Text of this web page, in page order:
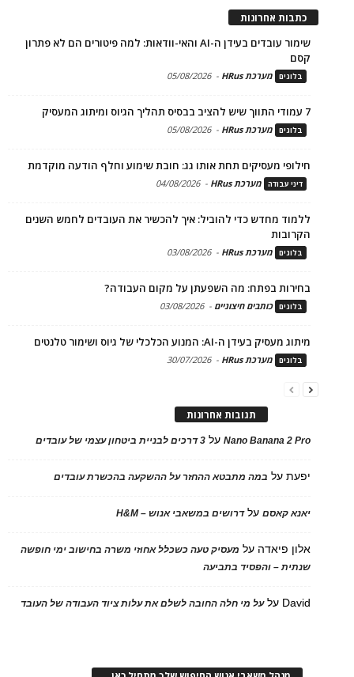
כתבות אחרונות
שימור עובדים בעידן ה-AI והאי-וודאות: למה פיטורים הם לא פתרון
קסם
בלוגים מערכת HRus -
05/08/2026
7 עמודי התווך שיש להציב בבסיס תהליך הגיוס ומיתוג המעסיק
בלוגים מערכת HRus -
05/08/2026
חילופי מעסיקים תחת אותו גג: חובת שימוע וחלף הודעה מוקדמת
דיני עבודה מערכת HRus -
04/08/2026
ללמוד מחדש כדי להוביל: איך להכשיר את העובדים לחמש השנים
הקרובות
בלוגים מערכת HRus -
03/08/2026
בחירות בפתח: מה השפעתן על מקום העבודה?
בלוגים כותבים חיצוניים -
03/08/2026
מיתוג מעסיק בעידן ה-AI: המנוע הכלכלי של גיוס ושימור טלנטים
בלוגים מערכת HRus -
30/07/2026
תגובות אחרונות
Nano Banana 2 Proעל 3 דרכים לבניית ביטחון עצמי של עובדים
יפעתעל במה מתבטא ההחזר על ההשקעה בהכשרת עובדים
יאנא קאסםעלדרושים במשאבי אנוש – H&M
אלון פיאדה על מעסיק טעה כשכלל אחוזי משרה בחישוב ימי חופשה
שנתית – והפסיד בתביעה
David עלעל מי חלה החובה לשלם את עלות ציוד העבודה של העובד